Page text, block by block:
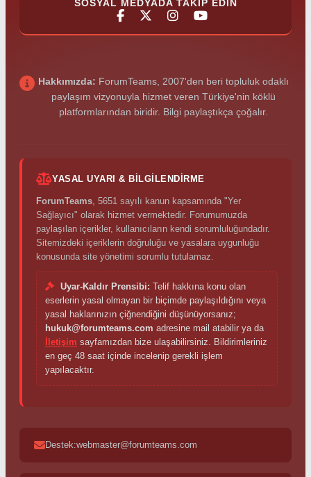
SOSYAL MEDYADA TAKIP EDIN
Hakkımızda: ForumTeams, 2007'den beri topluluk odaklı
paylaşım vizyonuyla hizmet veren Türkiye'nin köklü
platformlarından biridir. Bilgi paylaştıkça çoğalır.
YASAL UYARI & BILGILENDIRME
ForumTeams, 5651 sayılı kanun kapsamında "Yer
Sağlayıcı" olarak hizmet vermektedir. Forumumuzda
paylaşılan içerikler, kullanıcıların kendi sorumluluğundadır.
Sitemizdeki içeriklerin doğruluğu ve yasalara uygunluğu
konusunda site yönetimi sorumlu tutulamaz.
Uyar-Kaldır Prensibi: Telif hakkına konu olan
eserlerin yasal olmayan bir biçimde paylaşıldığını veya
yasal haklarınızın çiğnendiğini düşünüyorsanız;
hukuk@forumteams.com adresine mail atabilir ya da
İletişim sayfamızdan bize ulaşabilirsiniz. Bildirimleriniz
en geç 48 saat içinde incelenip gerekli işlem
yapılacaktır.
Destek:webmaster@forumteams.com